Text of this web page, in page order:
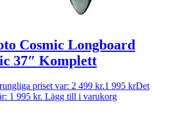
Cosmic Longboard
37″ Komplett
priset var: 2 499 kr.1 995 krDet
1 995 kr. Lägg till i varukorg